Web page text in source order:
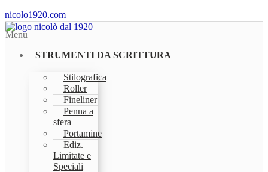
nicolo1920.com
Menu
STRUMENTI DA SCRITTURA
Stilografica
Roller
Fineliner
Penna a
sfera
Portamine
Ediz.
Limitate e
Speciali